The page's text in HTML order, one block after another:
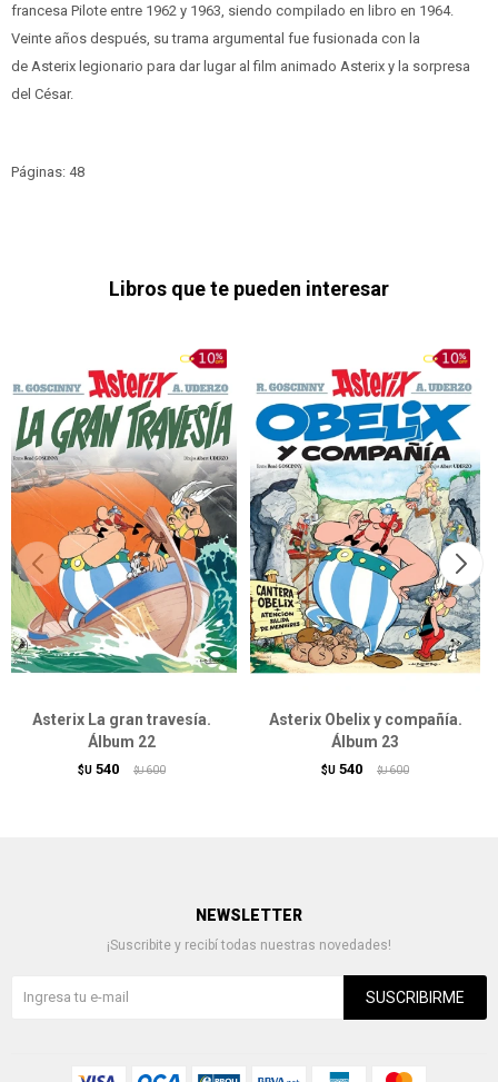
francesa Pilote entre 1962 y 1963, siendo compilado en libro en 1964.
Veinte años después, su trama argumental fue fusionada con la
de Asterix legionario para dar lugar al film animado Asterix y la sorpresa
del César.
Páginas: 48
Libros que te pueden interesar
Asterix La gran travesía.
Álbum 22
$U 540 $U 600
Asterix Obelix y compañía.
Álbum 23
$U 540 $U 600
NEWSLETTER
¡Suscribite y recibí todas nuestras novedades!
SUSCRIBIRME